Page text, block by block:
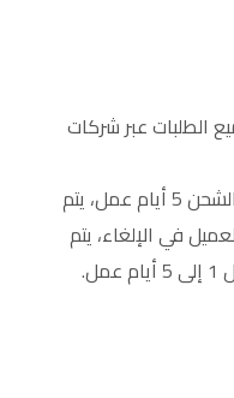
الطلبات عبر شركات
ضمان التأخير: في حال تجاوزت مدة الشحن 5 أيام عمل، يتم
في الإلغاء، يتم